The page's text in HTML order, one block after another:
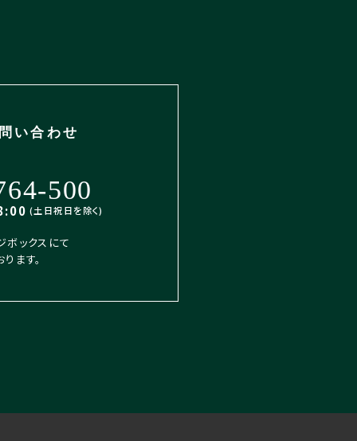
い合わせ
500
(土日祝日を除く)
ボックスにて
ます。